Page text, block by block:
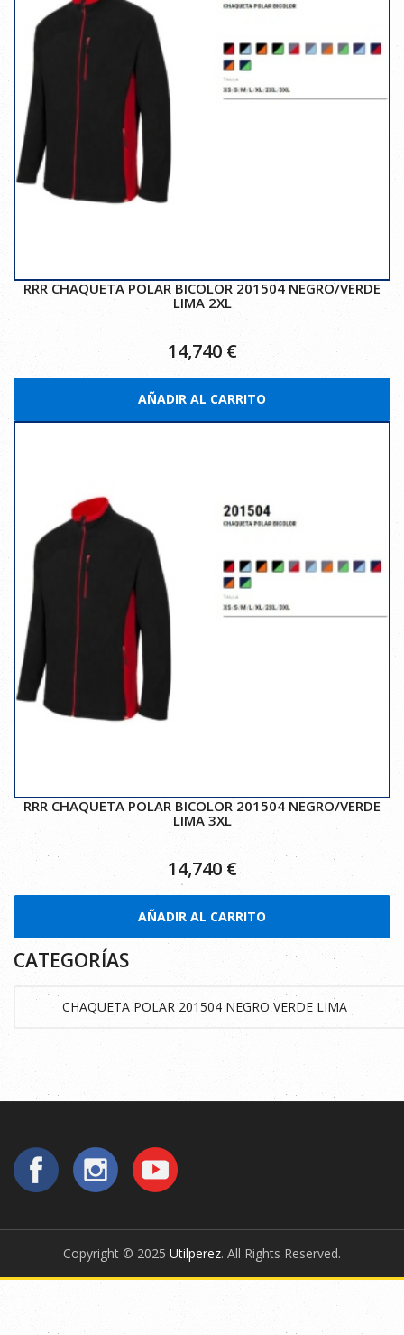
RRR CHAQUETA POLAR BICOLOR 201504 NEGRO/VERDE
LIMA 2XL
14,740€
AÑADIR AL CARRITO
RRR CHAQUETA POLAR BICOLOR 201504 NEGRO/VERDE
LIMA 3XL
14,740 €
AÑADIR AL CARRITO
CATEGORÍAS
Copyright © 2025 Utilperez. All Rights Reserved.